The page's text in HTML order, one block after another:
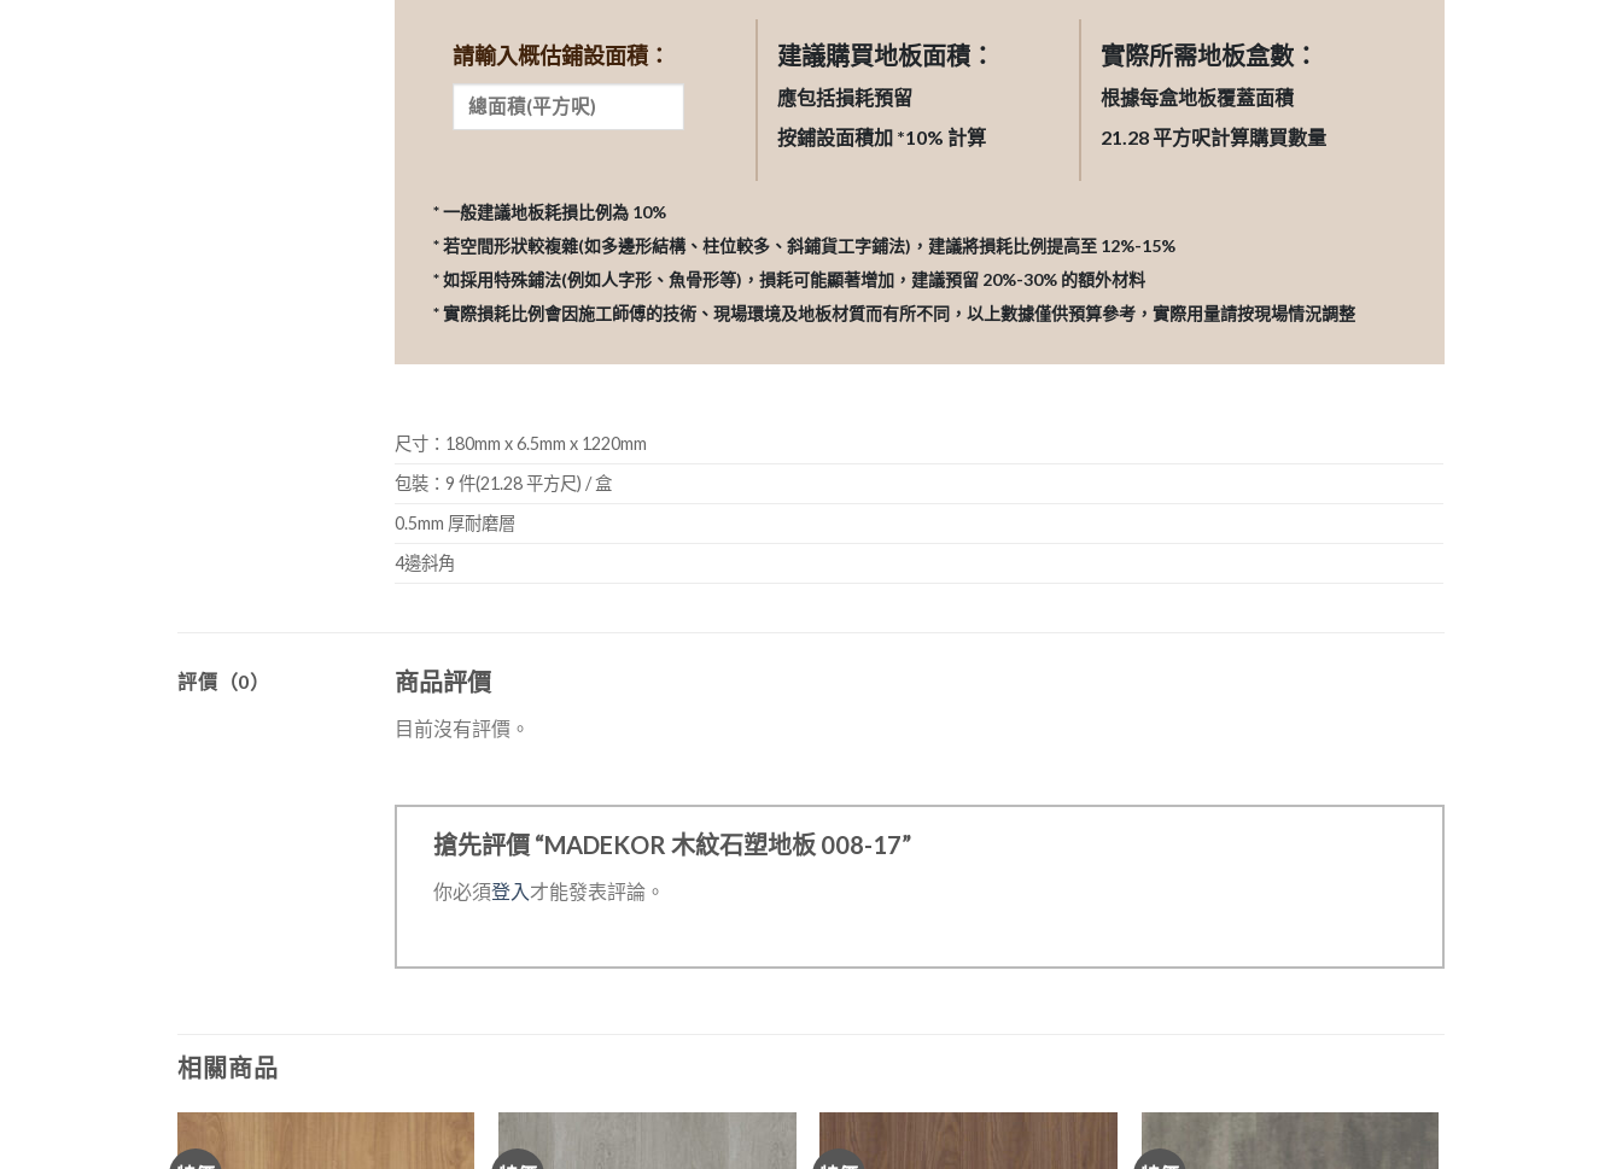
請輸入概估鋪設面積： 建議購買地板面積：
應包括損耗預留
按鋪設面積加 *10% 計算
實際所需地板盒數：
根據每盒地板覆蓋面積
21.28平方呎計算購買數量
* 一般建議地板耗損比例為 10%
* 若空間形狀較複雜(如多邊形結構、柱位較多、斜鋪貨工字鋪法)，建議將損耗比例提高至 12%-15%
* 如採用特殊鋪法(例如人字形、魚骨形等)，損耗可能顯著增加，建議預留 20%-30% 的額外材料
* 實際損耗比例會因施工師傅的技術、現場環境及地板材質而有所不同，以上數據僅供預算參考，實際用量請按現場情況調整
尺寸：180mm x 6.5mm x 1220mm
包裝：9 件(21.28 平方尺) / 盒
0.5mm 厚耐磨層
4邊斜角
評價（0） 商品評價
目前沒有評價。
搶先評價 “MADEKOR 木紋石塑地板 008-17”
你必須登入 才能發表評論。
相關商品